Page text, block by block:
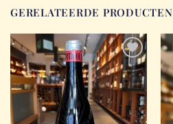
GERELATEERDE PRODUCTEN
Add to
Wishlist